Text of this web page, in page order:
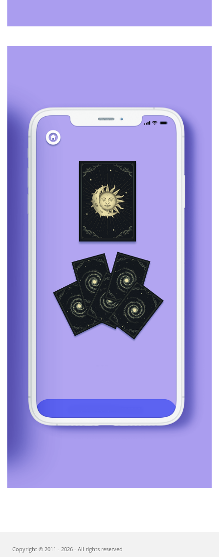
Copyright © 2011 - 2026 - All rights reserved